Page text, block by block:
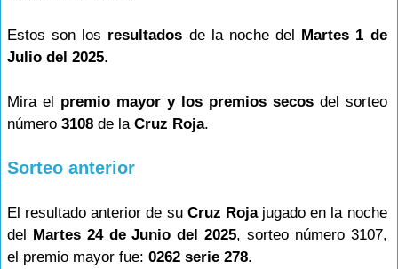
Estos son los resultados de la noche del Martes 1 de
Julio del 2025.
Mira el premio mayor y los premios secosdel sorteo
número 3108 de la Cruz Roja.
Sorteo anterior
El resultado anterior de su Cruz Rojajugado en la noche
del Martes 24 de Junio del 2025, sorteo número 3107,
el premio mayor fue: 0262 serie 278.